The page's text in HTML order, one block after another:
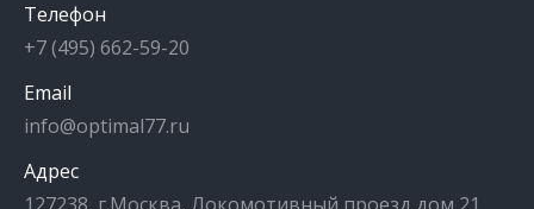
Телефон
+7 (495) 662-59-20
Email
info@optimal77.ru
Адрес